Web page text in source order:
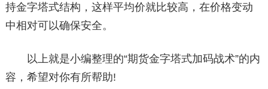
持金字塔式结构，这样平均价就比较高，在价格变动
中相对可以确保安全。
以上就是小编整理的“期货金字塔式加码战术”的内
容，希望对你有所帮助!